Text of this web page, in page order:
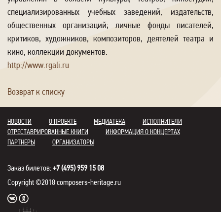
специализированных учебных заведений, издательств,
общественных организаций; личные фонды писателей,
критиков, художников, композиторов, деятелей театра и
кино, коллекции документов.
http://www.rgali.ru
Возврат к списку
НОВОСТИ О ПРОЕКТЕ МЕДИАТЕКА
ИСПОЛНИТЕЛИ
ОТРЕСТАВРИРОВАННЫЕ КНИГИ
ИНФОРМАЦИЯ О КОНЦЕРТАХ
ПАРТНЕРЫ
ОРГАНИЗАТОРЫ
Заказ билетов:+7 (495) 959 15 08
Copyright ©2018 composers-heritage.ru